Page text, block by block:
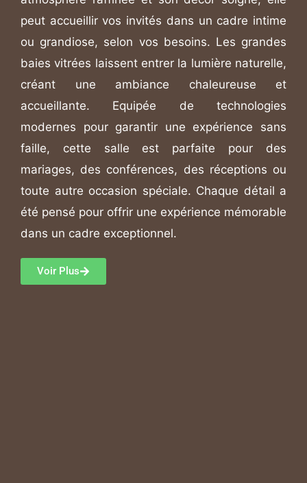
peut accueillir vos invités dans un cadre intime
ou grandiose, selon vos besoins. Les grandes
baies vitrées laissent entrer la lumière naturelle,
créant une ambiance chaleureuse et
accueillante. Equipée de technologies
modernes pour garantir une expérience sans
faille, cette salle est parfaite pour des
mariages, des conférences, des réceptions ou
toute autre occasion spéciale. Chaque détail a
été pensé pour offrir une expérience mémorable
dans un cadre exceptionnel.
Voir Plus